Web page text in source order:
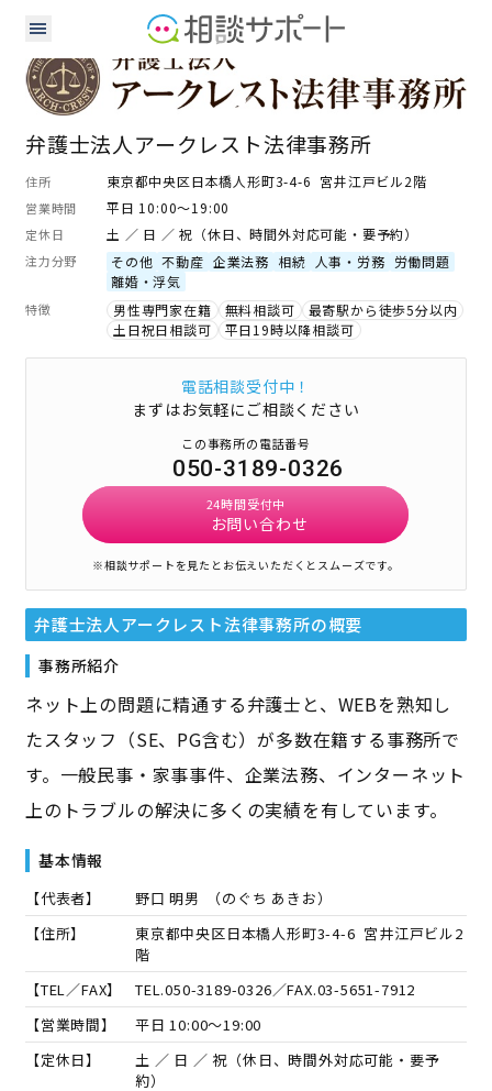
弁護士法人アークレスト法律事務所
住所 東京都中央区日本橋人形町3-4-6 宮井江戸ビル2階
営業時間 平日 10:00～19:00
定休日 土 ／ 日 ／ 祝（休日、時間外対応可能・要予約）
注力分野 その他 不動産 企業法務 相続 人事・労務 労働問題
離婚・浮気
特徴 男性専門家在籍 無料相談可
最寄駅から徒歩5分以内
土日祝日相談可
平日19時以降相談可
電話相談受付中！
まずはお気軽にご相談ください
この事務所の電話番号
050-3189-0326
24時間受付中
お問い合わせ
※相談サポートを見たとお伝えいただくとスムーズです。
弁護士法人アークレスト法律事務所の概要
事務所紹介
ネット上の問題に精通する弁護士と、WEBを熟知し
たスタッフ（SE、PG含む）が多数在籍する事務所で
す。一般民事・家事事件、企業法務、インターネット
上のトラブルの解決に多くの実績を有しています。
基本情報
【代表者】 野口 明男 （のぐち あきお）
【住所】
東京都中央区日本橋人形町3-4-6 宮井江戸ビル2
階
【TEL／FAX】
TEL.050-3189-0326／FAX.03-5651-7912
【営業時間】
平日 10:00～19:00
【定休日】
土 ／ 日 ／ 祝（休日、時間外対応可能・要予
約）